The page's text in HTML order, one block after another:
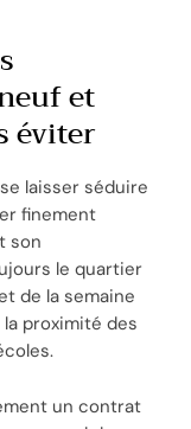
et
éviter
laisser séduire
finement
son
le quartier
de la semaine
proximité des
un contrat